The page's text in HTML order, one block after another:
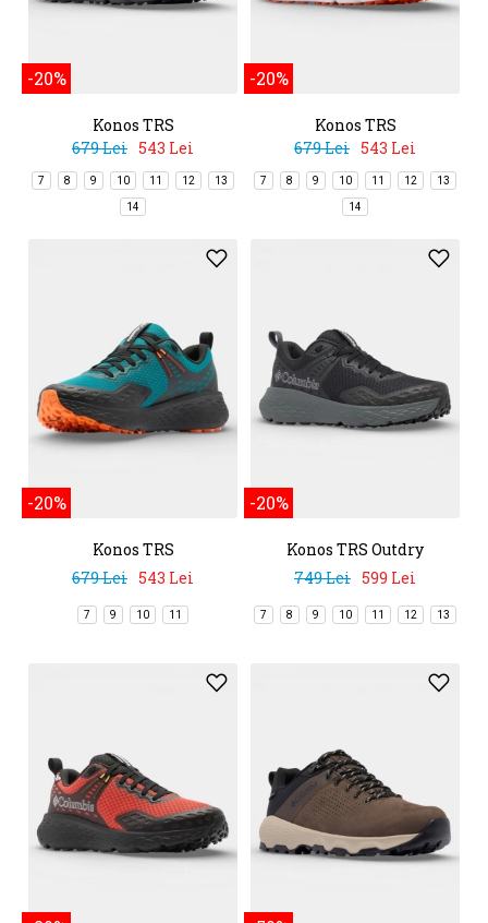
-20%
Konos TRS
679 Lei 543 Lei
7 8 9 10 11 12 13
14
-20%
Konos TRS
679 Lei 543 Lei
7 8 9 10 11 12 13
14
-20%
Konos TRS
679 Lei 543 Lei
7 9 10 11
-20%
Konos TRS Outdry
749 Lei 599 Lei
7 8 9 10 11 12 13